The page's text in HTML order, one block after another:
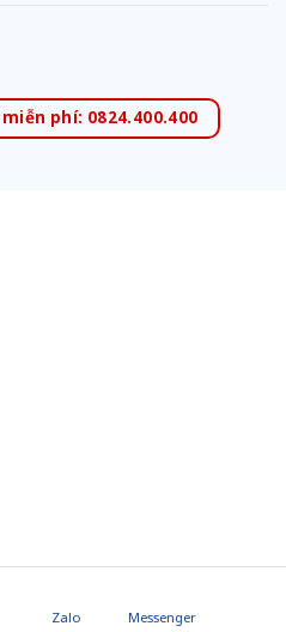
phí: 0824.400.400
Zalo Messenger